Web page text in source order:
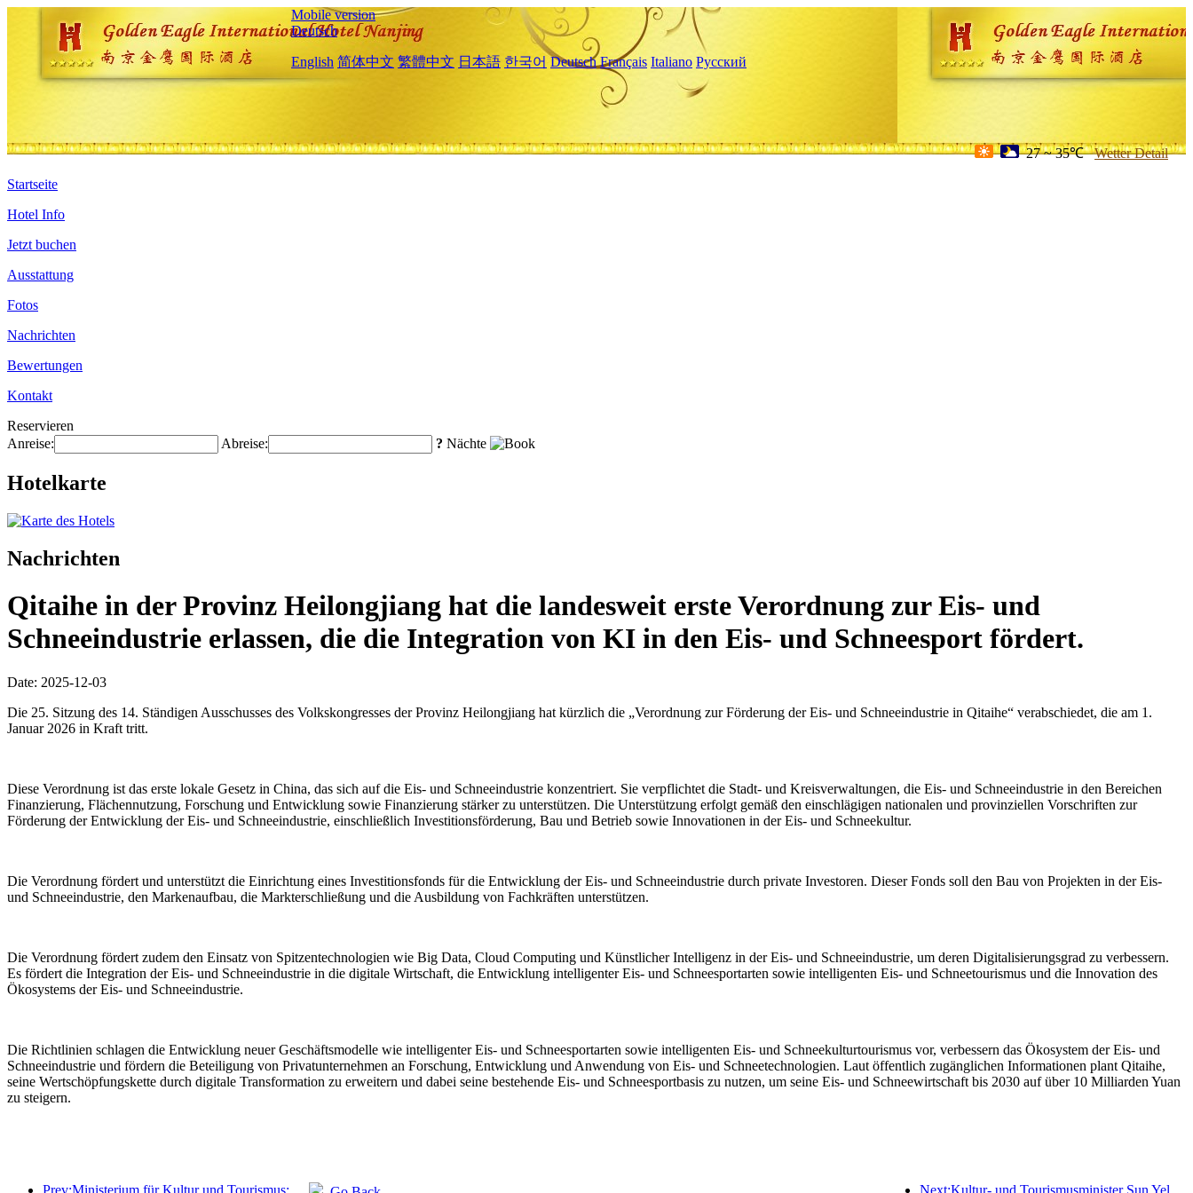
Mobile version
Deutsch
English 简体中文 繁體中文 日本語 한국어 Deutsch Français Italiano Русский
27 ~ 35℃ Wetter Detail
Startseite
Hotel Info
Jetzt buchen
Ausstattung
Fotos
Nachrichten
Bewertungen
Kontakt
Reservieren
Anreise:
Abreise: ? Nächte
Hotelkarte
Nachrichten
Qitaihe in der Provinz Heilongjiang hat die landesweit erste Verordnung zur Eis- und
Schneeindustrie erlassen, die die Integration von KI in den Eis- und Schneesport fördert.
Date: 2025-12-03
Die 25. Sitzung des 14. Ständigen Ausschusses des Volkskongresses der Provinz Heilongjiang hat kürzlich die „Verordnung zur Förderung der Eis- und Schneeindustrie in Qitaihe“ verabschiedet, die am 1.
Januar 2026 in Kraft tritt.
Diese Verordnung ist das erste lokale Gesetz in China, das sich auf die Eis- und Schneeindustrie konzentriert. Sie verpflichtet die Stadt- und Kreisverwaltungen, die Eis- und Schneeindustrie in den Bereichen
Finanzierung, Flächennutzung, Forschung und Entwicklung sowie Finanzierung stärker zu unterstützen. Die Unterstützung erfolgt gemäß den einschlägigen nationalen und provinziellen Vorschriften zur
Förderung der Entwicklung der Eis- und Schneeindustrie, einschließlich Investitionsförderung, Bau und Betrieb sowie Innovationen in der Eis- und Schneekultur.
Die Verordnung fördert und unterstützt die Einrichtung eines Investitionsfonds für die Entwicklung der Eis- und Schneeindustrie durch private Investoren. Dieser Fonds soll den Bau von Projekten in der Eis-
und Schneeindustrie, den Markenaufbau, die Markterschließung und die Ausbildung von Fachkräften unterstützen.
Die Verordnung fördert zudem den Einsatz von Spitzentechnologien wie Big Data, Cloud Computing und Künstlicher Intelligenz in der Eis- und Schneeindustrie, um deren Digitalisierungsgrad zu verbessern.
Es fördert die Integration der Eis- und Schneeindustrie in die digitale Wirtschaft, die Entwicklung intelligenter Eis- und Schneesportarten sowie intelligenten Eis- und Schneetourismus und die Innovation des
Ökosystems der Eis- und Schneeindustrie.
Die Richtlinien schlagen die Entwicklung neuer Geschäftsmodelle wie intelligenter Eis- und Schneesportarten sowie intelligenten Eis- und Schneekulturtourismus vor, verbessern das Ökosystem der Eis- und
Schneeindustrie und fördern die Beteiligung von Privatunternehmen an Forschung, Entwicklung und Anwendung von Eis- und Schneetechnologien. Laut öffentlich zugänglichen Informationen plant Qitaihe,
seine Wertschöpfungskette durch digitale Transformation zu erweitern und dabei seine bestehende Eis- und Schneesportbasis zu nutzen, um seine Eis- und Schneewirtschaft bis 2030 auf über 10 Milliarden Yuan
zu steigern.